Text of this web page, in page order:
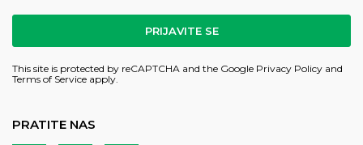
PRIJAVITE SE
This site is protected by reCAPTCHA and the Google Privacy Policy and
Terms of Service apply.
PRATITE NAS